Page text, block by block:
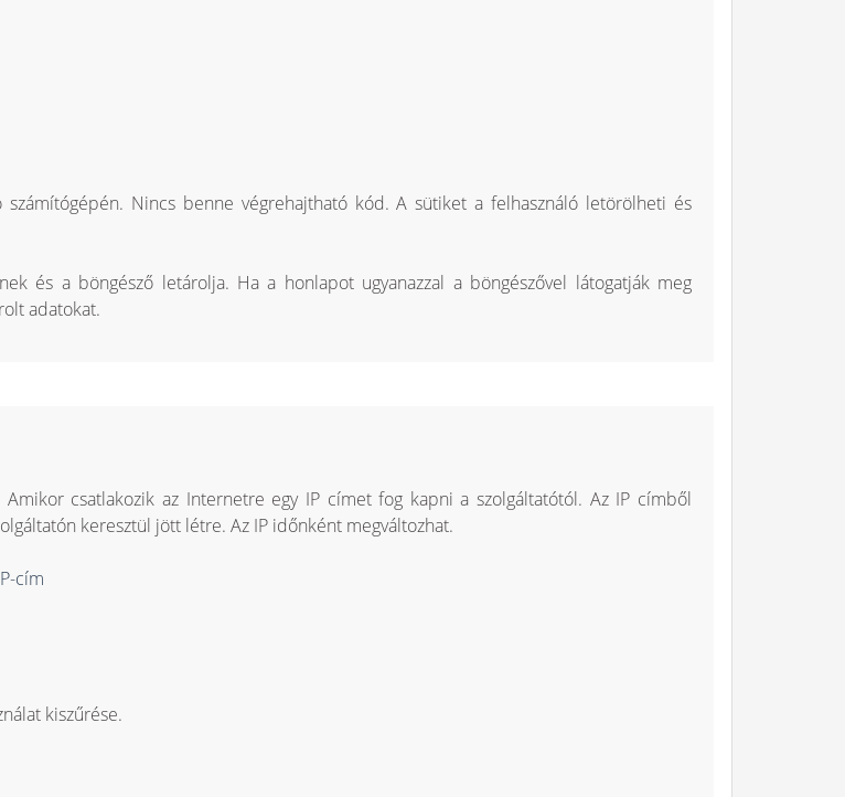
Nincs benne végrehajtható kód. A sütiket a felhasználó letörölheti és
és a böngésző letárolja. Ha a honlapot ugyanazzal a böngészővel látogatják meg
adatokat.
csatlakozik az Internetre egy IP címet fog kapni a szolgáltatótól. Az IP címből
keresztül jött létre. Az IP időnként megváltozhat.
cím
kiszűrése.